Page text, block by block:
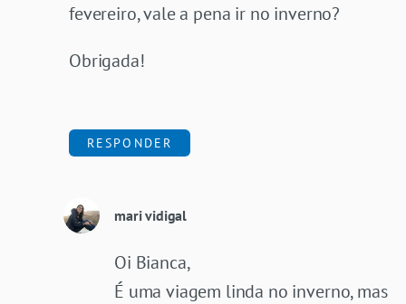
fevereiro, vale a pena ir no inverno?
Obrigada!
RESPONDER
mari vidigal
Oi Bianca,
É uma viagem linda no inverno, mas